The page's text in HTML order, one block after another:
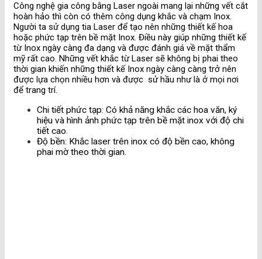
Công nghệ gia công bằng Laser ngoài mang lại những vết cắt
hoàn hảo thì còn có thêm công dụng khắc và chạm Inox.
Người ta sử dụng tia Laser để tạo nên những thiết kế hoa
hoặc phức tạp trên bề mặt Inox. Điều này giúp những thiết kế
từ Inox ngày càng đa dạng và được đánh giá về mặt thẩm
mỹ rất cao. Những vết khắc từ Laser sẽ không bị phai theo
thời gian khiến những thiết kế Inox ngày càng càng trở nên
được lựa chọn nhiều hơn và được sử hầu như là ở mọi nơi
để trang trí.
Chi tiết phức tạp: Có khả năng khắc các hoa văn, ký
hiệu và hình ảnh phức tạp trên bề mặt inox với độ chi
tiết cao.
Độ bền: Khắc laser trên inox có độ bền cao, không
phai mờ theo thời gian.